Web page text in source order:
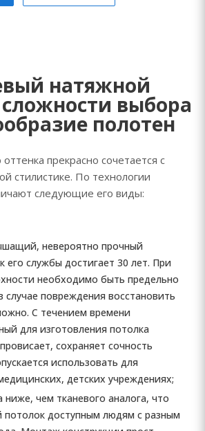
натяжной
выбора
полотен
прекрасно сочетается с
стилистике. По технологии
следующие его виды:
невероятно прочный
его службы достигает 30 лет. При
необходимо быть предельно
случае повреждения восстановить
С течением времени
для изготовления потолка
сохраняет сочность
использовать для
детских учреждениях;
ниже, чем тканевого аналога, что
потолок доступным людям с разным